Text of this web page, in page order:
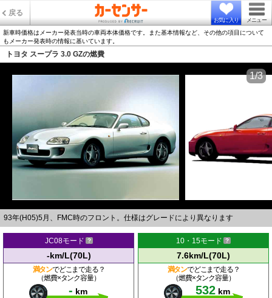
戻る
お気に入り メニュー
新車時価格はメーカー発表当時の車両本体価格です。また基本情報など、その他の項目について
もメーカー発表時の情報に基いています。
トヨタ スープラ 3.0 GZの燃費
93年(H05)5月、FMC時のフロント。仕様はグレードにより異なります
1/3
JC08モード
-km/L(70L)
満タンでどこまで走る？
（燃費×タンク容量）
- km
10・15モード
7.6km/L(70L)
満タンでどこまで走る？
（燃費×タンク容量）
532 km